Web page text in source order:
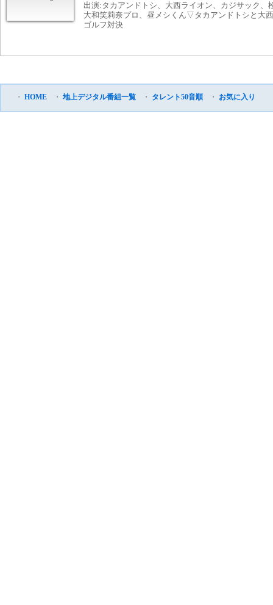
出演:タカアンドトシ、大西ライオン、カジサック、
大和笑莉奈プロ、昼メシくん▽タカアンドトシと大
ゴルフ対決
・ HOME ・ 地上デジタル番組一覧 ・ タレント50音順 ・ お気に入り